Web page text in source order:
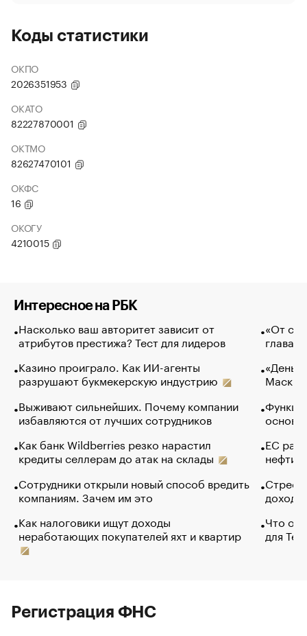
Коды статистики
ОКПО
2026351953
ОКАТО
82227870001
ОКТМО
82627470101
ОКФС
16
ОКОГУ
4210015
Интересное на РБК
Насколько ваш авторитет зависит от
атрибутов престижа? Тест для лидеров
Казино проиграло. Как ИИ-агенты
разрушают букмекерскую индустрию
Выживают сильнейших. Почему компании
избавляются от лучших сотрудников
Как банк Wildberries резко нарастил
кредиты селлерам до атак на склады
Сотрудники открыли новый способ вредить
компаниям. Зачем им это
Как налоговики ищут доходы
неработающих покупателей яхт и квартир
«От
глава
Маск в
основ
ЕС
нефти
Что
для
Регистрация ФНС